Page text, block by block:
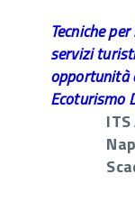
Tecniche
servizi
opportunità
Ecoturismo
ITS